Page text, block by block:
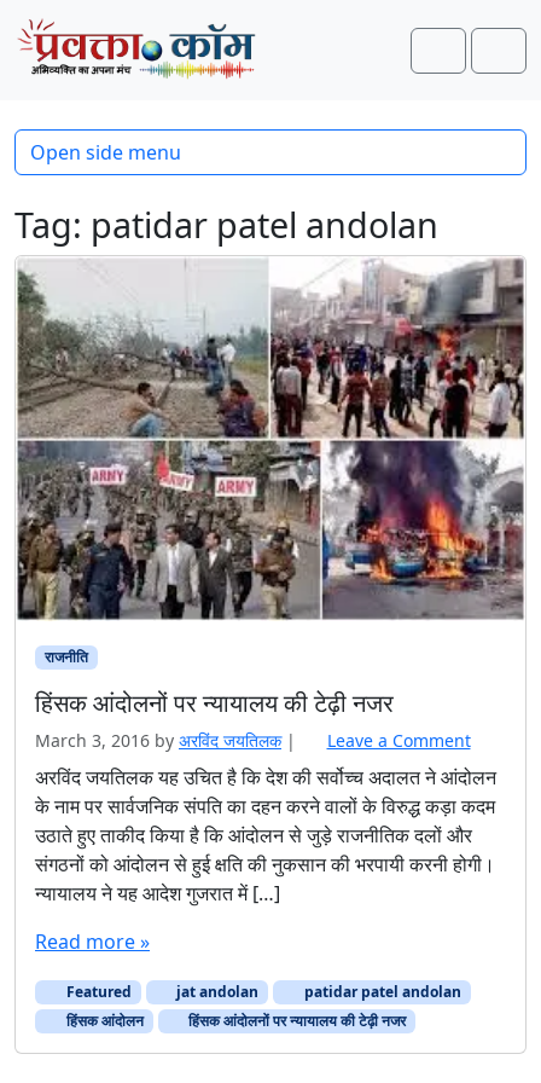
Skip to content
Skip to footer
Search
Tag: patidar patel andolan
राजनीति
हिंसक आंदोलनों पर न्यायालय की टेढ़ी नजर
March 3, 2016 by अरविंद जयतिलक | Leave a Comment
अरविंद जयतिलक यह उचित है कि देश की सर्वोच्च अदालत ने आंदोलन
के नाम पर सार्वजनिक संपति का दहन करने वालों के विरुद्ध कड़ा कदम
उठाते हुए ताकीद किया है कि आंदोलन से जुड़े राजनीतिक दलों और
संगठनों को आंदोलन से हुई क्षति की नुकसान की भरपायी करनी होगी।
न्यायालय ने यह आदेश गुजरात में […]
Read more »
Featured jat andolan
patidar patel andolan
हिंसक आंदोलन
हिंसक आंदोलनों पर न्यायालय की टेढ़ी नजर
Open side menu